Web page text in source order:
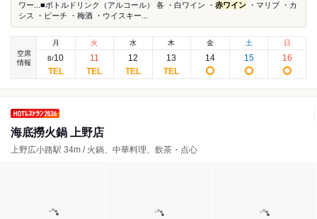
ワー...■ボトルドリンク（アルコール） 各 ・白ワイン ・ 赤ワイン ・マリブ ・カ
シス ・ピーチ ・梅酒 ・ウイスキー...
空席
情報
月
8/10
火
11
水
12
木
13
金
14
土
15
日
16
海底撈火鍋 上野店
上野広小路駅 34m / 火鍋、中華料理、飲茶・点心